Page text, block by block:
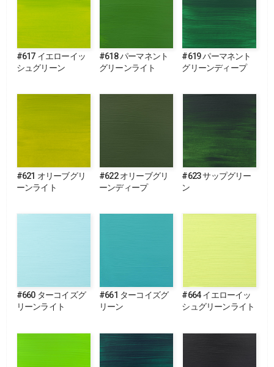
#617 イエローイッ
シュグリーン
#618 パーマネント
グリーンライト
#619 パーマネント
グリーンディープ
#621 オリーブグリ
ーンライト
#622 オリーブグリ
ーンディープ
#623 サップグリー
ン
#660 ターコイズグ
リーンライト
#661 ターコイズグ
リーン
#664 イエローイッ
シュグリーンライト